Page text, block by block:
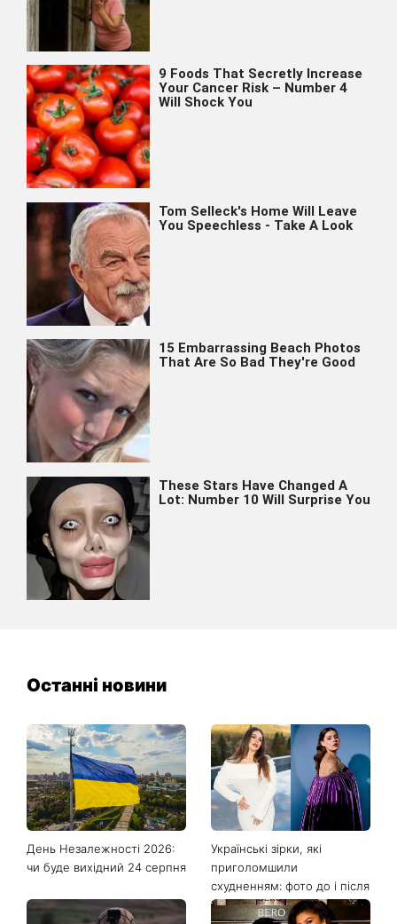
Останні новини
День Незалежності 2026:
чи буде вихідний 24 серпня
Українські зірки, які
приголомшили
схудненням: фото до і після